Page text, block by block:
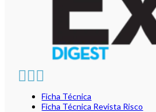
Ficha Técnica
Ficha Técnica Revista Risco